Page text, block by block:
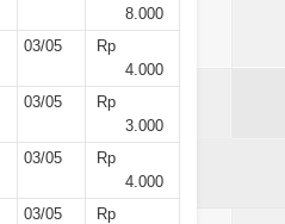
8.000
03/05
Rp
4.000
03/05
Rp
3.000
03/05
Rp
4.000
03/05
Rp